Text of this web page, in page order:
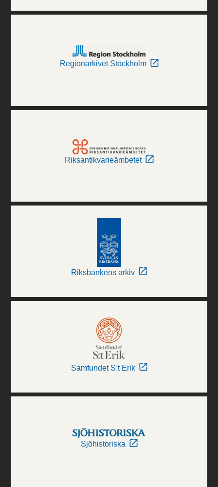
Regionarkivet Stockholm
Riksantikvarieämbetet
Riksbankens arkiv
Samfundet S:t Erik
Sjöhistoriska